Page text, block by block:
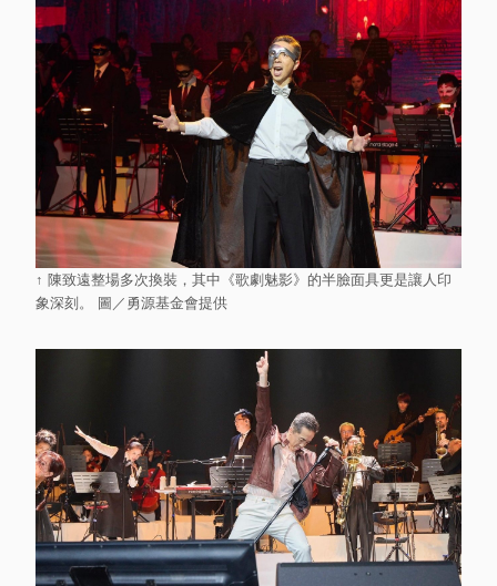
↑ 陳致遠整場多次換裝，其中《歌劇魅影》的半臉面具更是讓人印
象深刻。 圖／勇源基金會提供